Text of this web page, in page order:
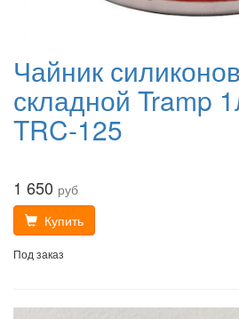
Чайник
складной Tramp
TRC-125
1 650 руб
Купить
Под заказ